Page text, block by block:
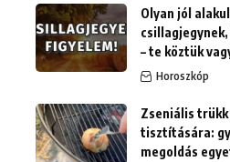
Olyan jól
– te köztük
Horoszkóp
Zseniális trükk
tisztítására:
megoldás